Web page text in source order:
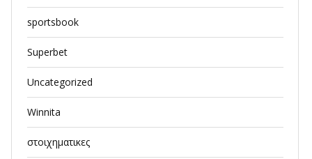
sportsbook
Superbet
Uncategorized
Winnita
στοιχηματικες